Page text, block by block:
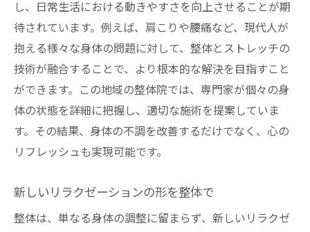
し、日常生活における動きやすさを向上させることが期
待されています。例えば、肩こりや腰痛など、現代人が
抱える様々な身体の問題に対して、整体とストレッチの
技術が融合することで、より根本的な解決を目指すこと
ができます。この地域の整体院では、専門家が個々の身
体の状態を詳細に把握し、適切な施術を提案していま
す。その結果、身体の不調を改善するだけでなく、心の
リフレッシュも実現可能です。
新しいリラクゼーションの形を整体で
整体は、単なる身体の調整に留まらず、新しいリラクゼ